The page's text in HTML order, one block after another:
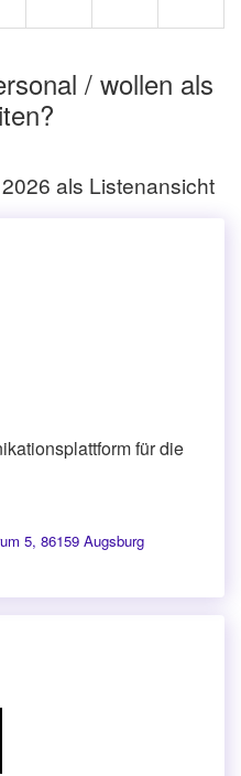
/ wollen als
als Listenansicht
für die
5, 86159 Augsburg